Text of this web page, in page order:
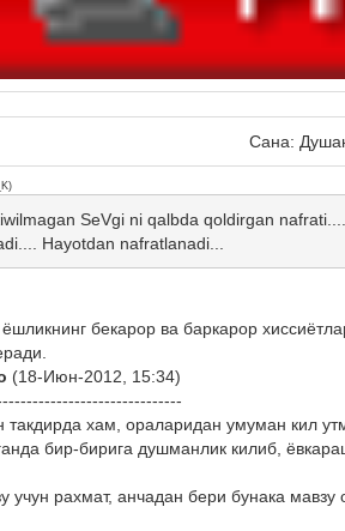
Сана:
)
SeVgi ni qalbda qoldirgan
Hayotdan nafratlanadi...
бекарор ва баркарор
(18-Июн-2012, 15:34)
такдирда хам, ораларидан умуман кил
бир-бирига душманлик килиб,
учун рахмат, анчадан бери бунака мавзу